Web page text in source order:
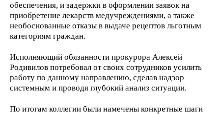
обеспечения, и задержки в оформлении заявок на
приобретение лекарств медучреждениями, а также
необоснованные отказы в выдаче рецептов льготным
категориям граждан.
Исполняющий обязанности прокурора Алексей
Родивилов потребовал от своих сотрудников усилить
работу по данному направлению, сделав надзор
системным и проводя глубокий анализ ситуации.
По итогам коллегии были намечены конкретные шаги